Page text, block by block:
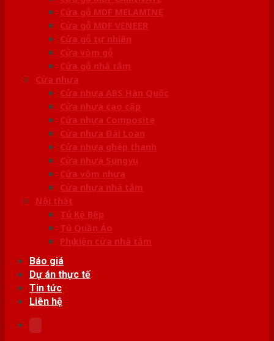
Cửa gỗ MDF MELAMINE
Cửa gỗ MDF VENEER
Cửa gỗ tự nhiên
Cửa vòm gỗ
Cửa gỗ nhà tắm
Cửa nhựa
Cửa nhựa ABS Hàn Quốc
Cửa nhựa cao cấp
Cửa nhựa Composite
Cửa nhựa Đài Loan
Cửa nhựa ghép thanh
Cửa nhựa Sungyu
Cửa vòm nhựa
Cửa nhựa nhà tắm
Nội thất
Tủ Kệ Bếp
Tủ Quần Áo
Phụ kiện cửa nhà tắm
Báo giá
Dự án thực tế
Tin tức
Liên hệ